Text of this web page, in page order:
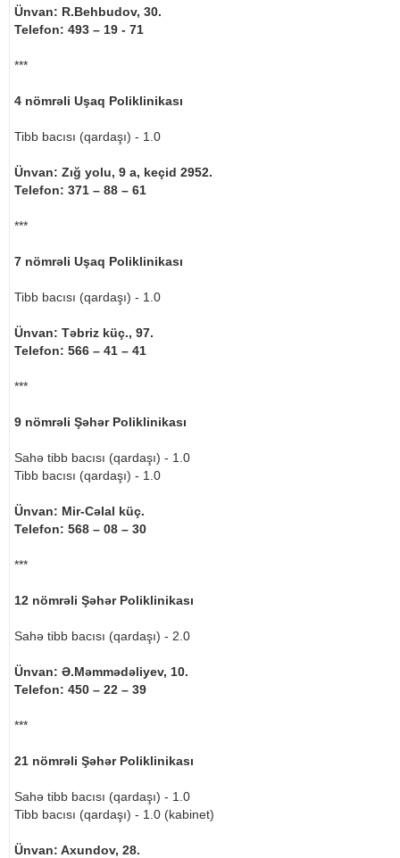
Ünvan: R.Behbudov, 30.
Telefon: 493 – 19 - 71
***
4 nömrəli Uşaq Poliklinikası
Tibb bacısı (qardaşı) - 1.0
Ünvan: Zığ yolu, 9 a, keçid 2952.
Telefon: 371 – 88 – 61
***
7 nömrəli Uşaq Poliklinikası
Tibb bacısı (qardaşı) - 1.0
Ünvan: Təbriz küç., 97.
Telefon: 566 – 41 – 41
***
9 nömrəli Şəhər Poliklinikası
Sahə tibb bacısı (qardaşı) - 1.0
Tibb bacısı (qardaşı) - 1.0
Ünvan: Mir-Cəlal küç.
Telefon: 568 – 08 – 30
***
12 nömrəli Şəhər Poliklinikası
Sahə tibb bacısı (qardaşı) - 2.0
Ünvan: Ə.Məmmədəliyev, 10.
Telefon: 450 – 22 – 39
***
21 nömrəli Şəhər Poliklinikası
Sahə tibb bacısı (qardaşı) - 1.0
Tibb bacısı (qardaşı) - 1.0 (kabinet)
Ünvan: Axundov, 28.